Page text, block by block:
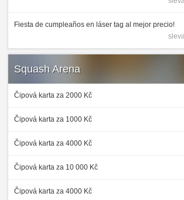
Fiesta de cumpleaños en láser tag al mejor precio!
sleva
Squash Arena
Čipová karta za 2000 Kč
Čipová karta za 1000 Kč
Čipová karta za 4000 Kč
Čipová karta za 10 000 Kč
Čipová karta za 4000 Kč